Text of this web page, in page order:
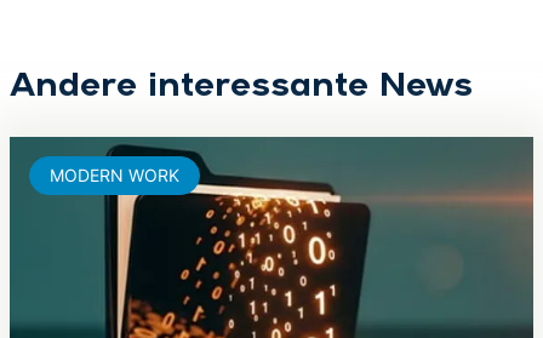
Andere interessante News
MODERN WORK